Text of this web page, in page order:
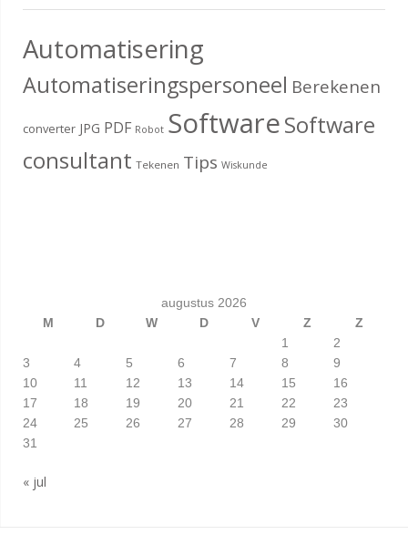
Automatisering
Automatiseringspersoneel Berekenen
converter JPG PDF Robot SoftwareSoftware
consultant Tekenen Tips Wiskunde
augustus 2026
M
D W D V Z
Z
1
2
3
4 5 6 7 8
9
10
11 12 13 14 15
16
17
18 19 20 21 22
23
24
25 26 27 28 29
30
31
« jul